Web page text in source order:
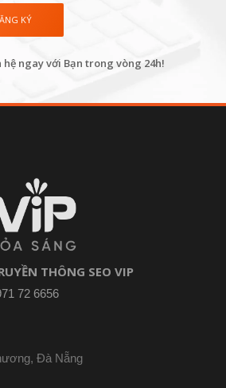
hệ ngay với Bạn trong vòng 24h!
THÔNG SEO VIP
72 6656
Đà Nẵng